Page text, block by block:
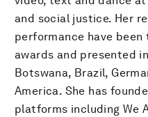
and social justice. Her
performance have
awards and presented
Botswana, Brazil,
America. She has
platforms including We